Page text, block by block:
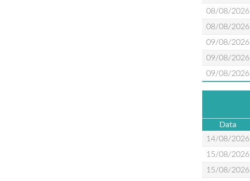
08/08/2026
08/08/2026
09/08/2026
09/08/2026
09/08/2026
Data
14/08/2026
15/08/2026
15/08/2026